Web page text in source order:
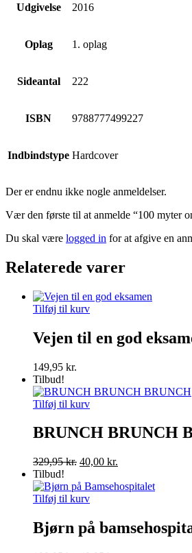
Udgivelse 2016
Oplag 1. oplag
Sideantal 222
ISBN 9788777499227
Indbindstype Hardcover
Der er endnu ikke nogle anmeldelser.
Vær den første til at anmelde “100 myter
Du skal være logged in for at afgive en
Relaterede varer
Tilføj til kurv
Vejen til en god
149,95 kr.
Tilbud!
Tilføj til kurv
BRUNCH BRUNCH
329,95kr. Den
pris
var:
40,00 kr.
pris
Tilbud!
Tilføj til kurv
Bjørn på